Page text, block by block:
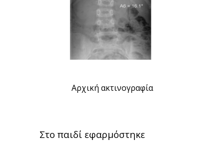
Αρχική ακτινογραφία
Στο παιδί εφαρμόστηκε